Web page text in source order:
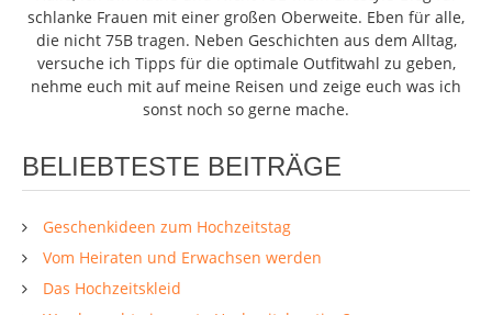
schlanke Frauen mit einer großen Oberweite. Eben für alle,
die nicht 75B tragen. Neben Geschichten aus dem Alltag,
versuche ich Tipps für die optimale Outfitwahl zu geben,
nehme euch mit auf meine Reisen und zeige euch was ich
sonst noch so gerne mache.
BELIEBTESTE BEITRÄGE
Geschenkideen zum Hochzeitstag
Vom Heiraten und Erwachsen werden
Das Hochzeitskleid